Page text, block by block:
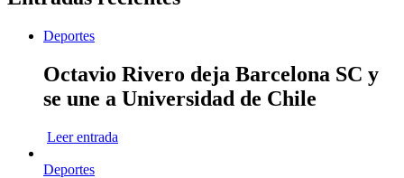
Deportes
Octavio Rivero deja Barcelona SC y
se une a Universidad de Chile
Leer entrada
Deportes